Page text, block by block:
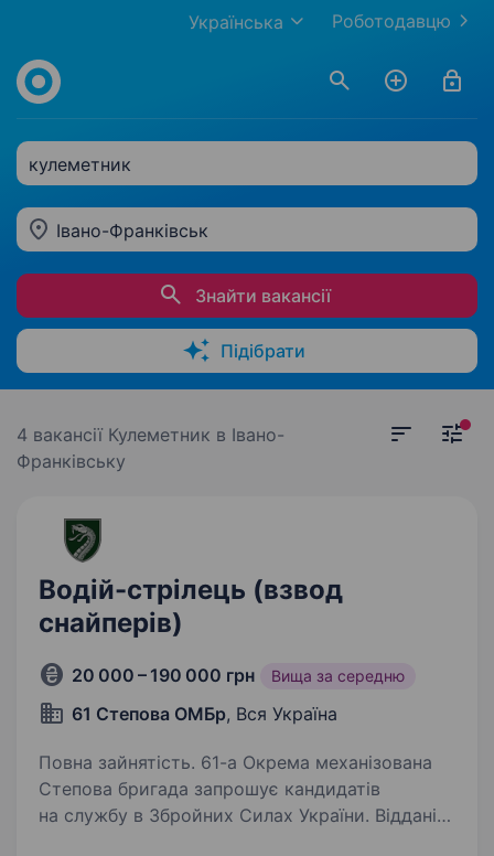
Роботодавцю
Українська
кулеметник
Івано-Франківськ
Знайти вакансії
Підібрати
4 вакансії Кулеметник в Івано-
Франківську
Водій-стрілець (взвод
снайперів)
20 000 – 190 000 грн Вища за середню
61 Степова ОМБр, Вся Україна
Повна зайнятість. 61-а Окрема механізована
Степова бригада запрошує кандидатів
на службу в Збройних Силах України. Віддані